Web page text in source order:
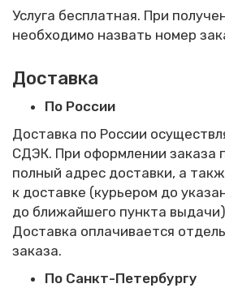
Услуга бесплатная. При
необходимо назвать номер
Доставка
По России
Доставка по России
СДЭК. При оформлении заказа
полный адрес доставки, а
к доставке (курьером до
до ближайшего пункта
Доставка оплачивается
заказа.
По Санкт-Петербургу